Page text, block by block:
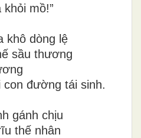
mồ!”
khô dòng lệ
sầu thương
đường tái sinh.
gánh chịu
thế nhân